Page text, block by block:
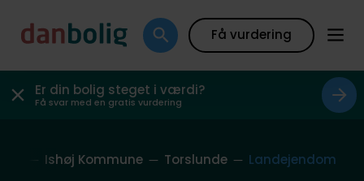
Få vurdering
Er din bolig steget i værdi?
Få svar med en gratis vurdering
Ishøj Kommune Torslunde Landejendom